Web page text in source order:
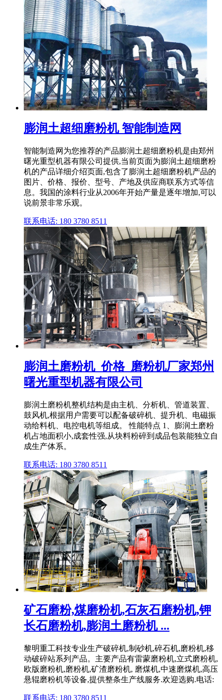
膨润土超细磨粉机 智能制造网
智能制造网为您推荐的产品膨润土超细磨粉机是由郑州
曙光重型机器有限公司提供,当前页面为膨润土超细磨粉
机的产品详细介绍页面,包含了膨润土超细磨粉机产品的
图片、价格、报价、型号、产地及供应商联系方式等信
息。我国的涂料行业从2006年开始产量是逐年增加,可以
说前景非常乐观。
联系电话: 180 3780 8511
膨润土磨粉机_价格_磨粉机厂家郑州
曙光重型机器有限公司
膨润土磨粉机整机结构是由主机、分析机、管道装置、
鼓风机,根据用户需要可以配备破碎机、提升机、电磁振
动给料机、电控电机等组成。 性能特点 1、膨润土磨粉
机占地面积小,成套性强,从块料粉碎到成品包装能独立自
成生产体系。
联系电话: 180 3780 8511
矿石磨粉,煤磨粉机,石灰石磨粉机,钾
长石磨粉机,膨润土磨粉机 ...
黎明重工科技专业生产破碎机,制砂机,碎石机,磨粉机,移
动破碎站系列产品。主要产品有雷蒙磨粉机,立式磨粉机,
欧版磨粉机,磨粉机,矿渣磨粉机, 磨煤机,中速磨煤机,高压
悬辊磨粉机等设备,提供整条生产线服务.欢迎选购.电话:
联系电话: 180 3780 8511